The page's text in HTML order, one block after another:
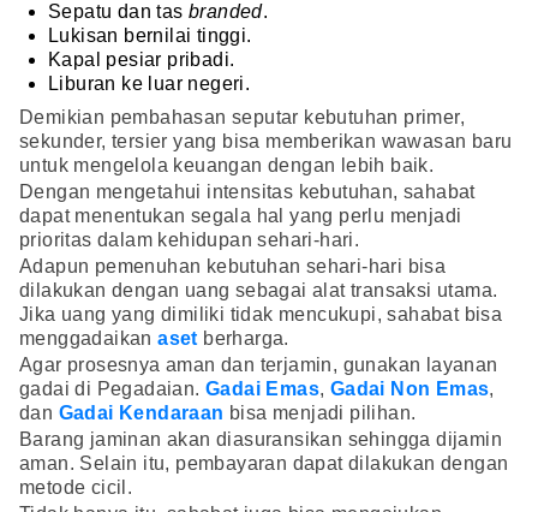
Sepatu dan tas branded.
Lukisan bernilai tinggi.
Kapal pesiar pribadi.
Liburan ke luar negeri.
Demikian pembahasan seputar kebutuhan primer,
sekunder, tersier yang bisa memberikan wawasan baru
untuk mengelola keuangan dengan lebih baik.
Dengan mengetahui intensitas kebutuhan, sahabat
dapat menentukan segala hal yang perlu menjadi
prioritas dalam kehidupan sehari-hari.
Adapun pemenuhan kebutuhan sehari-hari bisa
dilakukan dengan uang sebagai alat transaksi utama.
Jika uang yang dimiliki tidak mencukupi, sahabat bisa
menggadaikanaset berharga.
Agar prosesnya aman dan terjamin, gunakan layanan
gadai di Pegadaian. Gadai Emas, Gadai Non Emas,
dan Gadai Kendaraan bisa menjadi pilihan.
Barang jaminan akan diasuransikan sehingga dijamin
aman. Selain itu, pembayaran dapat dilakukan dengan
metode cicil.